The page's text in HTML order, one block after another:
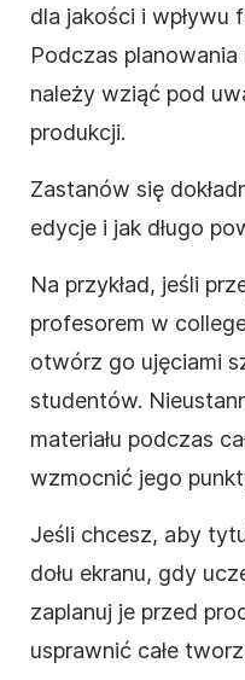
dla jakości i wpływu
Podczas planowania
należy wziąć pod
produkcji.
Zastanów się
edycje i jak długo
Na przykład, jeśli
profesorem w
otwórz go ujęciami
studentów.
materiału podczas
wzmocnić jego
Jeśli chcesz, aby
dołu ekranu, gdy
zaplanuj je przed
usprawnić całe